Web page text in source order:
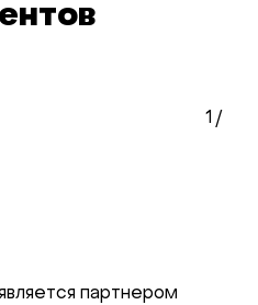
партнером
1 /